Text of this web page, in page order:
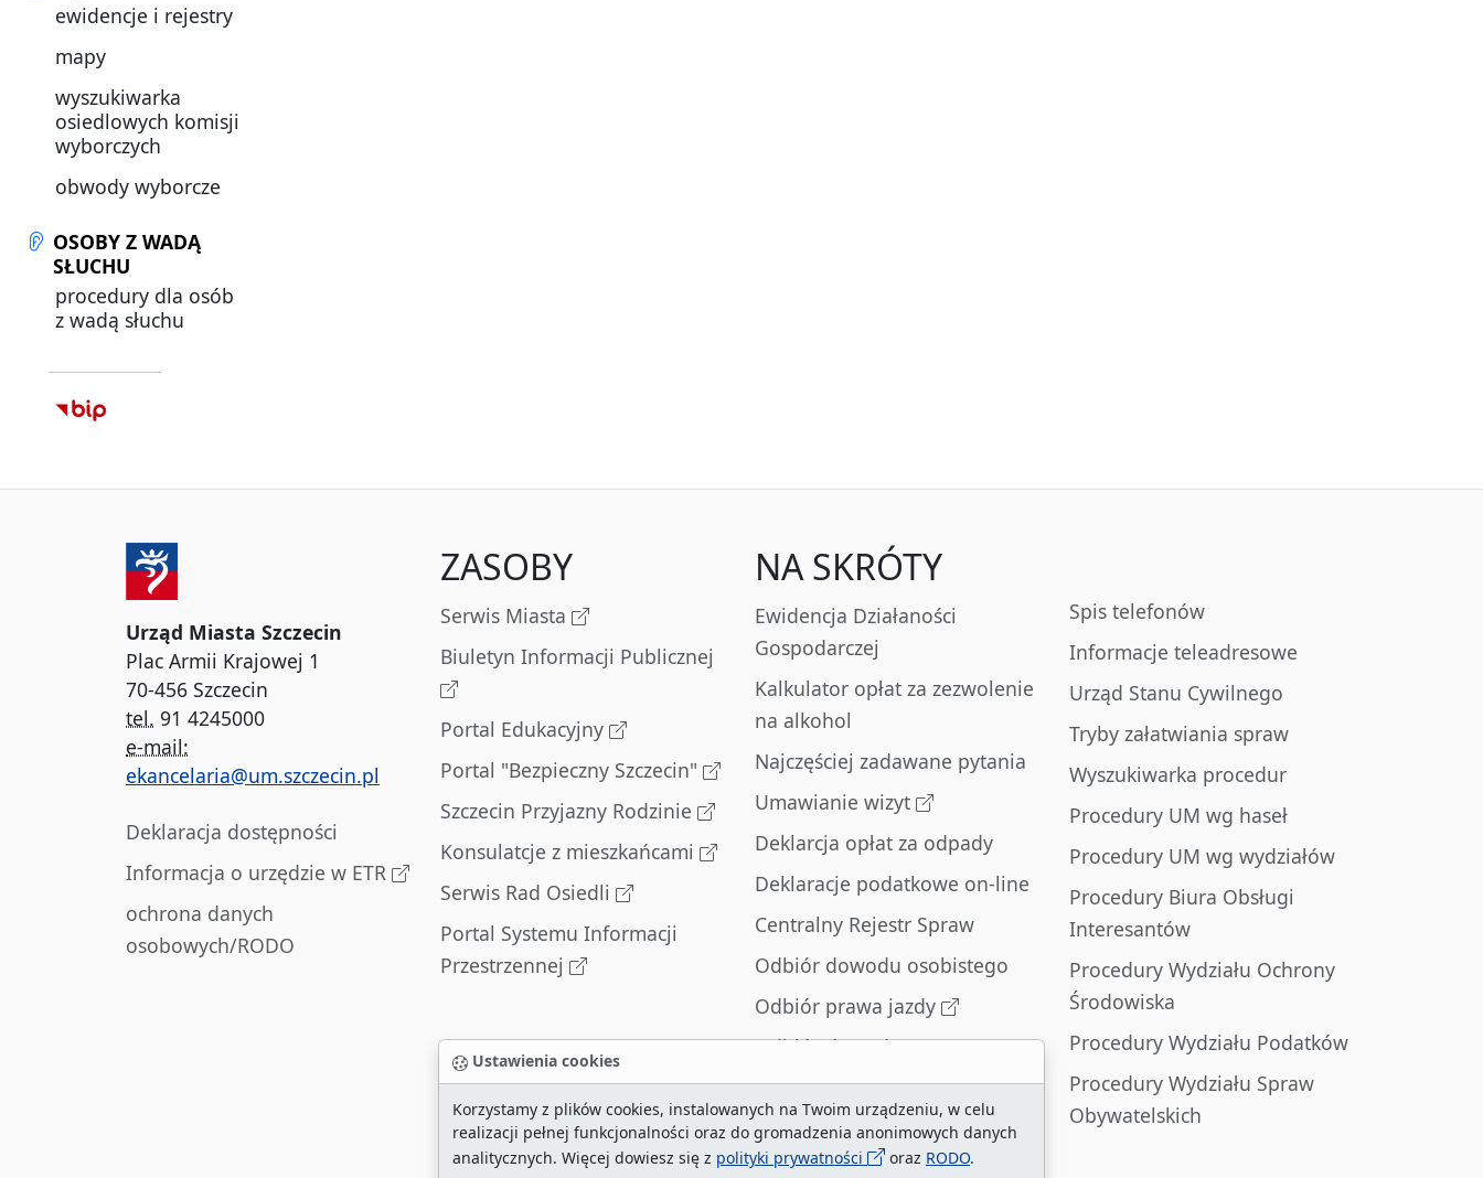
Ustawienia cookies
Korzystamy z plików cookies, instalowanych na Twoim urządzeniu, w celu
realizacji pełnej funkcjonalności oraz do gromadzenia anonimowych danych
analitycznych. Więcej dowiesz się z polityki prywatności oraz RODO.
ewidencje i rejestry
mapy
wyszukiwarka
osiedlowych komisji
wyborczych
obwody wyborcze
OSOBY Z WADĄ
SŁUCHU
procedury dla osób
z wadą słuchu
Urząd Miasta Szczecin
Plac Armii Krajowej 1
70-456 Szczecin
tel. 91 4245000
e-mail:
ekancelaria@um.szczecin.pl
Deklaracja dostępności
Informacja o urzędzie w ETR
ochrona danych
osobowych/RODO
ZASOBY
Serwis Miasta
Biuletyn Informacji Publicznej
Portal Edukacyjny
Portal "Bezpieczny Szczecin"
Szczecin Przyjazny Rodzinie
Konsulatcje z mieszkańcami
Serwis Rad Osiedli
Portal Systemu Informacji
Przestrzennej
NA SKRÓTY
Ewidencja Działaności
Gospodarczej
Kalkulator opłat za zezwolenie
na alkohol
Najczęściej zadawane pytania
Umawianie wizyt
Deklarcja opłat za odpady
Deklaracje podatkowe on-line
Centralny Rejestr Spraw
Odbiór dowodu osobistego
Odbiór prawa jazdy
Odbiór dowodu
rejestracyjnego
Zatrzymane dowody
rejestracyjne
Spis telefonów
Informacje teleadresowe
Urząd Stanu Cywilnego
Tryby załatwiania spraw
Wyszukiwarka procedur
Procedury UM wg haseł
Procedury UM wg wydziałów
Procedury Biura Obsługi
Interesantów
Procedury Wydziału Ochrony
Środowiska
Procedury Wydziału Podatków
Procedury Wydziału Spraw
Obywatelskich